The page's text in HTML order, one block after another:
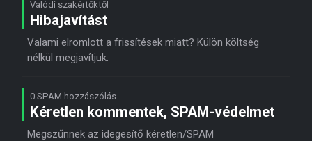
Valódi szakértőktől
Hibajavítást
Valami elromlott a frissítések miatt? Külön költség
nélkül megjavítjuk.
0 SPAM hozzászólás
Kéretlen kommentek, SPAM-védelmet
Megszűnnek az idegesítő kéretlen/SPAM